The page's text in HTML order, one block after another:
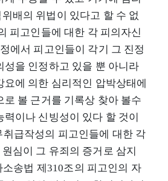
배의 위법이 있다고 할 수 없
피고인들에 대한 각 피의자신
에서 피고인들이 각기 그 진정
성을 인정하고 있을 뿐 아니라
요에 의한 심리적인 압박상태에
로 볼 근거를 기록상 찾아 볼수
력이나 신빙성이 있다 할 것이
급작성의 피고인들에 대한 각
심이 그 유죄의 증거로 삼지
송법 제310조의 피고인의 자